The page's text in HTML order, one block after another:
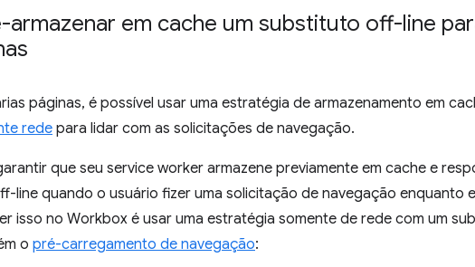
armazenar em cache um substituto off-line
páginas, é possível usar uma estratégia de armazenamento em
rede para lidar com as solicitações de navegação.
que seu service worker armazene previamente em cache e
line quando o usuário fizer uma solicitação de navegação enquanto
isso no Workbox é usar uma estratégia somente de rede com um
o pré-carregamento de navegação: